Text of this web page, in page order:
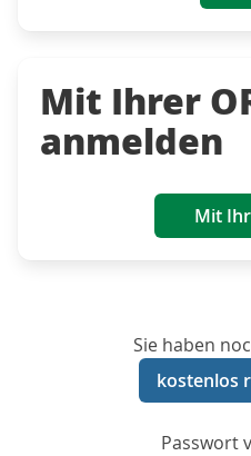
Mit Ihrer
anmelden
Mit
Sie haben
kostenlos
Passwort